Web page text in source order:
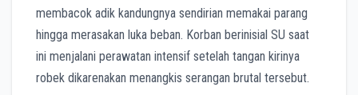
membacok adik kandungnya sendirian memakai parang
hingga merasakan luka beban. Korban berinisial SU saat
ini menjalani perawatan intensif setelah tangan kirinya
robek dikarenakan menangkis serangan brutal tersebut.